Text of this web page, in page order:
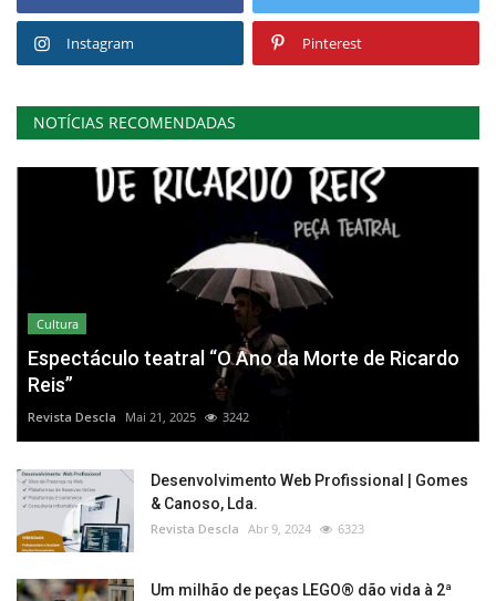
Instagram Pinterest
NOTÍCIAS RECOMENDADAS
Cultura
Espectáculo teatral “O Ano da Morte de Ricardo
Reis”
Revista Descla Mai 21, 2025 3242
Desenvolvimento Web Profissional | Gomes
& Canoso, Lda.
Revista Descla Abr 9, 2024 6323
Um milhão de peças LEGO® dão vida à 2ª